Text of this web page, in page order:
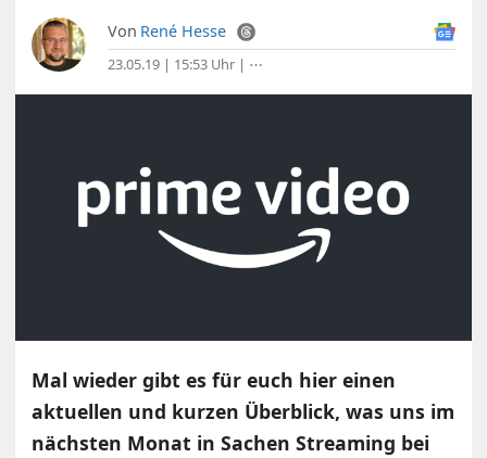
Von René Hesse
23.05.19 | 15:53 Uhr | ⋯
Mal wieder gibt es für euch hier einen
aktuellen und kurzen Überblick, was uns im
nächsten Monat in Sachen Streaming bei